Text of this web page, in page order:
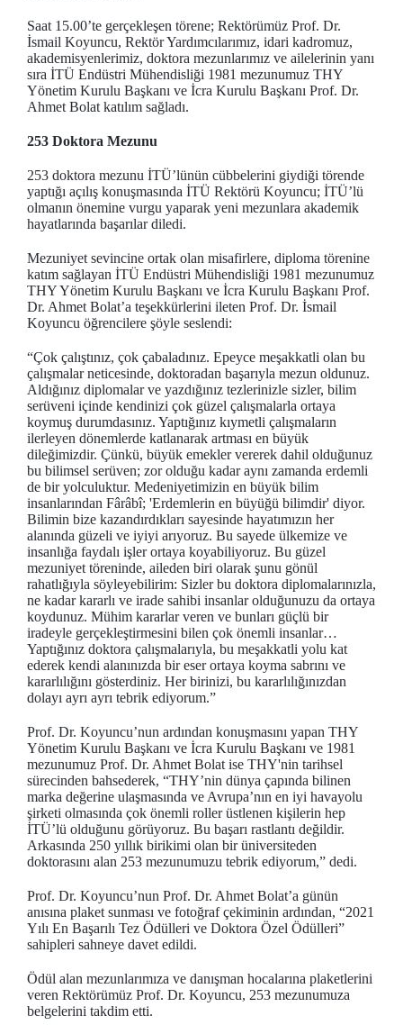
Saat 15.00’te gerçekleşen törene; Rektörümüz Prof. Dr.
İsmail Koyuncu, Rektör Yardımcılarımız, idari kadromuz,
akademisyenlerimiz, doktora mezunlarımız ve ailelerinin yanı
sıra İTÜ Endüstri Mühendisliği 1981 mezunumuz THY
Yönetim Kurulu Başkanı ve İcra Kurulu Başkanı Prof. Dr.
Ahmet Bolat katılım sağladı.
253 Doktora Mezunu
253 doktora mezunu İTÜ’lünün cübbelerini giydiği törende
yaptığı açılış konuşmasında İTÜ Rektörü Koyuncu; İTÜ’lü
olmanın önemine vurgu yaparak yeni mezunlara akademik
hayatlarında başarılar diledi.
Mezuniyet sevincine ortak olan misafirlere, diploma törenine
katım sağlayan İTÜ Endüstri Mühendisliği 1981 mezunumuz
THY Yönetim Kurulu Başkanı ve İcra Kurulu Başkanı Prof.
Dr. Ahmet Bolat’a teşekkürlerini ileten Prof. Dr. İsmail
Koyuncu öğrencilere şöyle seslendi:
“Çok çalıştınız, çok çabaladınız. Epeyce meşakkatli olan bu
çalışmalar neticesinde, doktoradan başarıyla mezun oldunuz.
Aldığınız diplomalar ve yazdığınız tezlerinizle sizler, bilim
serüveni içinde kendinizi çok güzel çalışmalarla ortaya
koymuş durumdasınız. Yaptığınız kıymetli çalışmaların
ilerleyen dönemlerde katlanarak artması en büyük
dileğimizdir. Çünkü, büyük emekler vererek dahil olduğunuz
bu bilimsel serüven; zor olduğu kadar aynı zamanda erdemli
de bir yolculuktur. Medeniyetimizin en büyük bilim
insanlarından Fârâbî; 'Erdemlerin en büyüğü bilimdir' diyor.
Bilimin bize kazandırdıkları sayesinde hayatımızın her
alanında güzeli ve iyiyi arıyoruz. Bu sayede ülkemize ve
insanlığa faydalı işler ortaya koyabiliyoruz. Bu güzel
mezuniyet töreninde, aileden biri olarak şunu gönül
rahatlığıyla söyleyebilirim: Sizler bu doktora diplomalarınızla,
ne kadar kararlı ve irade sahibi insanlar olduğunuzu da ortaya
koydunuz. Mühim kararlar veren ve bunları güçlü bir
iradeyle gerçekleştirmesini bilen çok önemli insanlar…
Yaptığınız doktora çalışmalarıyla, bu meşakkatli yolu kat
ederek kendi alanınızda bir eser ortaya koyma sabrını ve
kararlılığını gösterdiniz. Her birinizi, bu kararlılığınızdan
dolayı ayrı ayrı tebrik ediyorum.”
Prof. Dr. Koyuncu’nun ardından konuşmasını yapan THY
Yönetim Kurulu Başkanı ve İcra Kurulu Başkanı ve 1981
mezunumuz Prof. Dr. Ahmet Bolat ise THY'nin tarihsel
sürecinden bahsederek, “THY’nin dünya çapında bilinen
marka değerine ulaşmasında ve Avrupa’nın en iyi havayolu
şirketi olmasında çok önemli roller üstlenen kişilerin hep
İTÜ’lü olduğunu görüyoruz. Bu başarı rastlantı değildir.
Arkasında 250 yıllık birikimi olan bir üniversiteden
doktorasını alan 253 mezunumuzu tebrik ediyorum,” dedi.
Prof. Dr. Koyuncu’nun Prof. Dr. Ahmet Bolat’a günün
anısına plaket sunması ve fotoğraf çekiminin ardından, “2021
Yılı En Başarılı Tez Ödülleri ve Doktora Özel Ödülleri”
sahipleri sahneye davet edildi.
Ödül alan mezunlarımıza ve danışman hocalarına plaketlerini
veren Rektörümüz Prof. Dr. Koyuncu, 253 mezunumuza
belgelerini takdim etti.